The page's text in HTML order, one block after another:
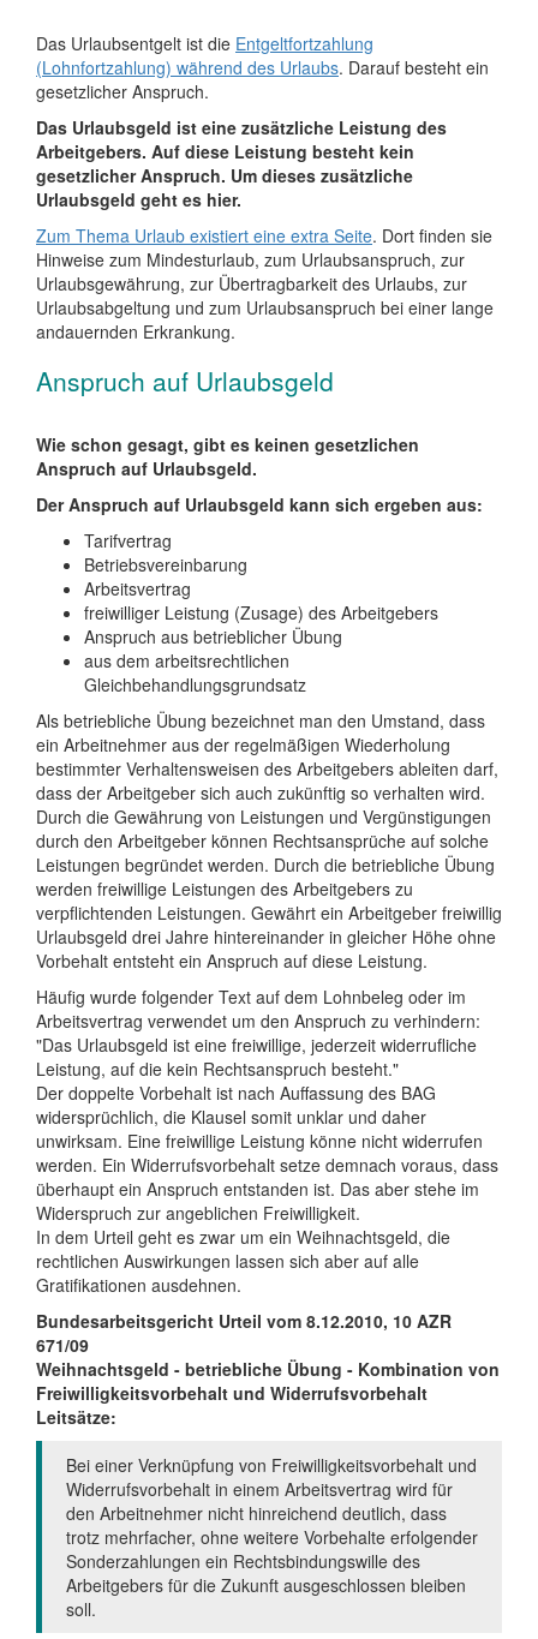
Das Urlaubsentgelt ist die Entgeltfortzahlung
(Lohnfortzahlung) während des Urlaubs. Darauf besteht ein
gesetzlicher Anspruch.
Das Urlaubsgeld ist eine zusätzliche Leistung des
Arbeitgebers. Auf diese Leistung besteht kein
gesetzlicher Anspruch. Um dieses zusätzliche
Urlaubsgeld geht es hier.
Zum Thema Urlaub existiert eine extra Seite. Dort finden sie
Hinweise zum Mindesturlaub, zum Urlaubsanspruch, zur
Urlaubsgewährung, zur Übertragbarkeit des Urlaubs, zur
Urlaubsabgeltung und zum Urlaubsanspruch bei einer lange
andauernden Erkrankung.
Anspruch auf Urlaubsgeld
Wie schon gesagt, gibt es keinen gesetzlichen
Anspruch auf Urlaubsgeld.
Der Anspruch auf Urlaubsgeld kann sich ergeben aus:
Tarifvertrag
Betriebsvereinbarung
Arbeitsvertrag
freiwilliger Leistung (Zusage) des Arbeitgebers
Anspruch aus betrieblicher Übung
aus dem arbeitsrechtlichen
Gleichbehandlungsgrundsatz
Als betriebliche Übung bezeichnet man den Umstand, dass
ein Arbeitnehmer aus der regelmäßigen Wiederholung
bestimmter Verhaltensweisen des Arbeitgebers ableiten darf,
dass der Arbeitgeber sich auch zukünftig so verhalten wird.
Durch die Gewährung von Leistungen und Vergünstigungen
durch den Arbeitgeber können Rechtsansprüche auf solche
Leistungen begründet werden. Durch die betriebliche Übung
werden freiwillige Leistungen des Arbeitgebers zu
verpflichtenden Leistungen. Gewährt ein Arbeitgeber freiwillig
Urlaubsgeld drei Jahre hintereinander in gleicher Höhe ohne
Vorbehalt entsteht ein Anspruch auf diese Leistung.
Häufig wurde folgender Text auf dem Lohnbeleg oder im
Arbeitsvertrag verwendet um den Anspruch zu verhindern:
"Das Urlaubsgeld ist eine freiwillige, jederzeit widerrufliche
Leistung, auf die kein Rechtsanspruch besteht."
Der doppelte Vorbehalt ist nach Auffassung des BAG
widersprüchlich, die Klausel somit unklar und daher
unwirksam. Eine freiwillige Leistung könne nicht widerrufen
werden. Ein Widerrufsvorbehalt setze demnach voraus, dass
überhaupt ein Anspruch entstanden ist. Das aber stehe im
Widerspruch zur angeblichen Freiwilligkeit.
In dem Urteil geht es zwar um ein Weihnachtsgeld, die
rechtlichen Auswirkungen lassen sich aber auf alle
Gratifikationen ausdehnen.
Bundesarbeitsgericht Urteil vom 8.12.2010, 10 AZR
671/09
Weihnachtsgeld - betriebliche Übung - Kombination von
Freiwilligkeitsvorbehalt und Widerrufsvorbehalt
Leitsätze:
Bei einer Verknüpfung von Freiwilligkeitsvorbehalt und
Widerrufsvorbehalt in einem Arbeitsvertrag wird für
den Arbeitnehmer nicht hinreichend deutlich, dass
trotz mehrfacher, ohne weitere Vorbehalte erfolgender
Sonderzahlungen ein Rechtsbindungswille des
Arbeitgebers für die Zukunft ausgeschlossen bleiben
soll.